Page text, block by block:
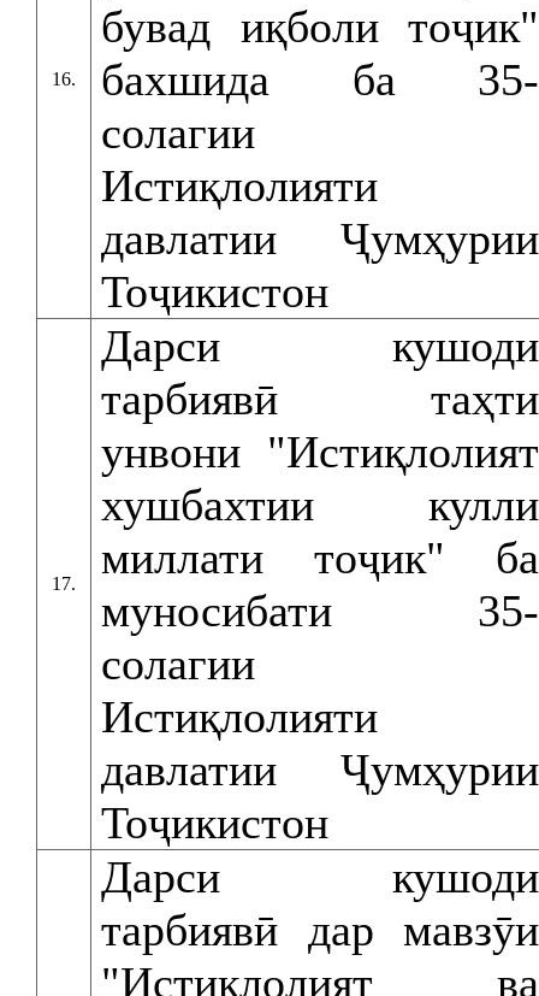
16.
бувад иқболи тоҷик"
бахшида ба 35-
солагии
Истиқлолияти
давлатии Ҷумҳурии
Тоҷикистон
17.
Дарси кушоди
тарбиявӣ таҳти
унвони "Истиқлолият
хушбахтии кулли
миллати тоҷик" ба
муносибати 35-
солагии
Истиқлолияти
давлатии Ҷумҳурии
Тоҷикистон
Дарси кушоди
тарбиявӣ дар мавзӯи
"Истиқлолият ва